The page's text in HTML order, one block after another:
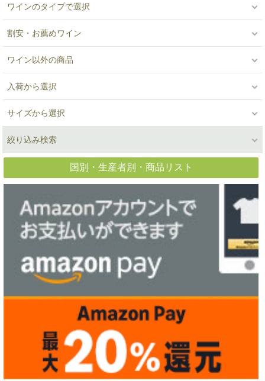
ワインのタイプで選択
割安・お薦めワイン
ワイン以外の商品
入荷から選択
サイズから選択
絞り込み検索
国別・生産者別・商品リスト